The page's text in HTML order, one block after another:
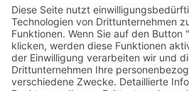
Kontakt
Anfahrt